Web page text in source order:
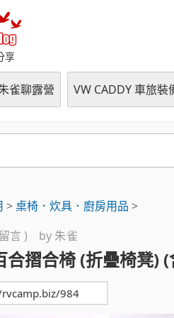
享
雀聊露營 VW CADDY 車旅裝
>桌椅．炊具．廚房用品 >
言 ) by 朱雀
合摺合椅 (折疊椅凳)